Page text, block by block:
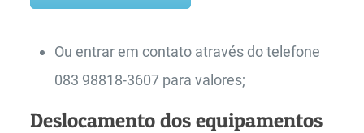
Ou entrar em contato através do telefone
083 98818-3607 para valores;
Deslocamento dos equipamentos